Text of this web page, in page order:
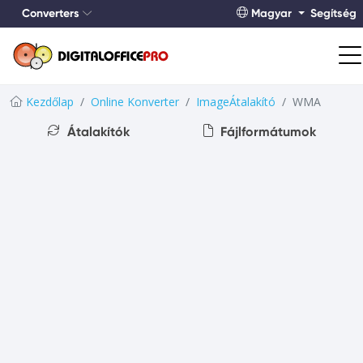
Converters Magyar Segítség
Kezdőlap Online Konverter ImageÁtalakító
WMA
Átalakítók
Fájlformátumok